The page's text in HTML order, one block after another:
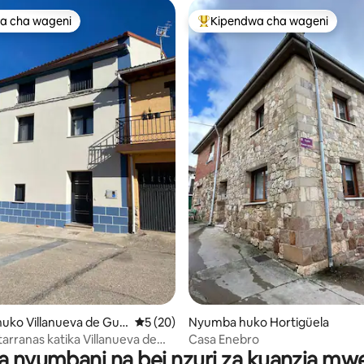
4.69 kati ya 5, tathmini 32
cha wageni
cha wageni
Villanueva de Gu
Ukadiriaji wa wastani wa 5 kati ya 5,
5 (20)
katika Villanueva de
Kipendwa maarufu cha wageni
Kipendwa cha wageni
Nyumba huko Hortigüela
Casa Enebro